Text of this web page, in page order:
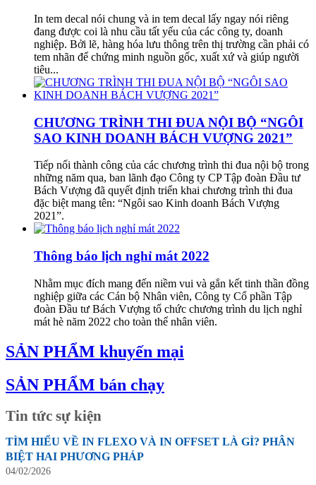
In tem decal nói chung và in tem decal lấy ngay nói riêng
đang được coi là nhu cầu tất yếu của các công ty, doanh
nghiệp. Bởi lẽ, hàng hóa lưu thông trên thị trường cần phải có
tem nhãn để chứng minh nguồn gốc, xuất xứ và giúp người
tiêu...
CHƯƠNG TRÌNH THI ĐUA NỘI BỘ “NGÔI
SAO KINH DOANH BÁCH VƯỢNG 2021”
Tiếp nối thành công của các chương trình thi đua nội bộ trong
những năm qua, ban lãnh đạo Công ty CP Tập đoàn Đầu tư
Bách Vượng đã quyết định triển khai chương trình thi đua
đặc biệt mang tên: “Ngôi sao Kinh doanh Bách Vượng
2021”.
Thông báo lịch nghỉ mát 2022
Nhằm mục đích mang đến niềm vui và gắn kết tinh thần đồng
nghiệp giữa các Cán bộ Nhân viên, Công ty Cổ phần Tập
đoàn Đầu tư Bách Vượng tổ chức chương trình du lịch nghỉ
mát hè năm 2022 cho toàn thể nhân viên.
SẢN PHẨM khuyến mại
SẢN PHẨM bán chạy
Tin tức sự kiện
TÌM HIỂU VỀ IN FLEXO VÀ IN OFFSET LÀ GÌ? PHÂN
BIỆT HAI PHƯƠNG PHÁP
04/02/2026